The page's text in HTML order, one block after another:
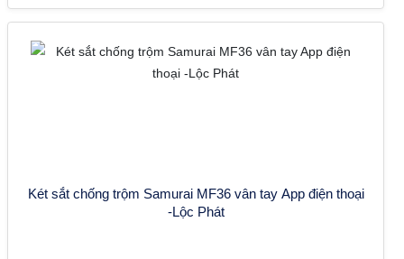
Két sắt chống trộm Samurai MF36 vân tay App điện thoại
-Lộc Phát